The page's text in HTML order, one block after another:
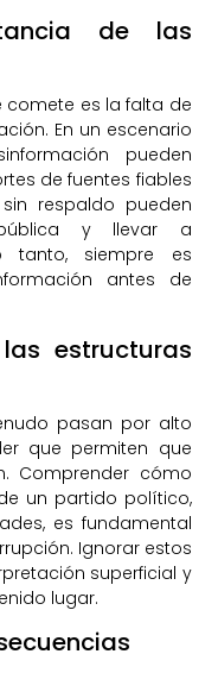
de las
comete es la falta de
En un escenario
pueden
de fuentes fiables
respaldo pueden
y llevar a
tanto, siempre es
antes de
estructuras
pasan por alto
que permiten que
Comprender cómo
un partido político,
es fundamental
Ignorar estos
superficial y
lugar.